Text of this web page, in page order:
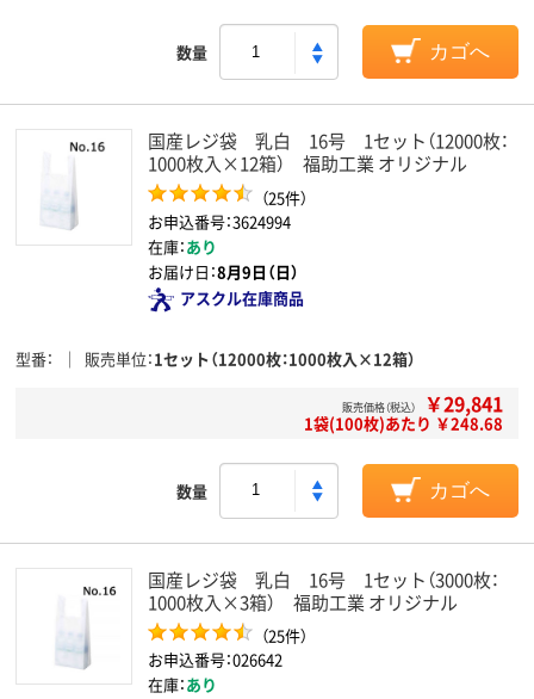
数量 カゴへ
国産レジ袋 乳白 16号 1セット（12000枚：
1000枚入×12箱） 福助工業 オリジナル
（25件）
お申込番号：3624994
在庫：あり
お届け日：8月9日（日）
アスクル在庫商品
型番 販売単位 1セット（12000枚：1000枚入×12箱）
販売価格（税込） ￥29,841
1袋(100枚)あたり ￥248.68
数量 カゴへ
国産レジ袋 乳白 16号 1セット（3000枚：
1000枚入×3箱） 福助工業 オリジナル
（25件）
お申込番号：026642
在庫：あり